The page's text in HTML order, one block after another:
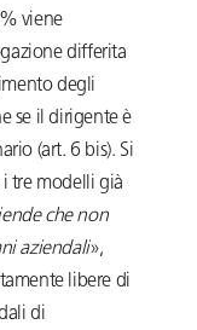
viene
differita
degli
se il dirigente è
(art. 6 bis). Si
i tre modelli già
che non
aziendali»,
libere di
di